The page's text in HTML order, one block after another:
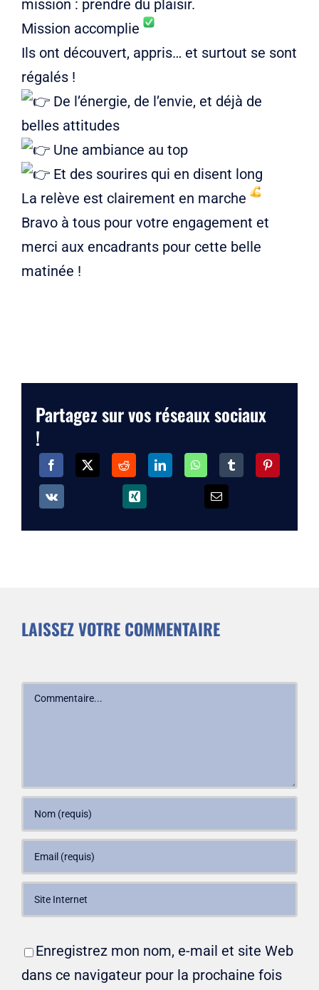
mission : prendre du plaisir.
Mission accomplie
Ils ont découvert, appris… et surtout se sont
régalés !
De l’énergie, de l’envie, et déjà de
belles attitudes
Une ambiance au top
Et des sourires qui en disent long
La relève est clairement en marche
Bravo à tous pour votre engagement et
merci aux encadrants pour cette belle
matinée !
Partagez sur vos réseaux sociaux
!
LAISSEZ VOTRE COMMENTAIRE
Commentaire
Enregistrez mon nom, e-mail et site Web
dans ce navigateur pour la prochaine fois